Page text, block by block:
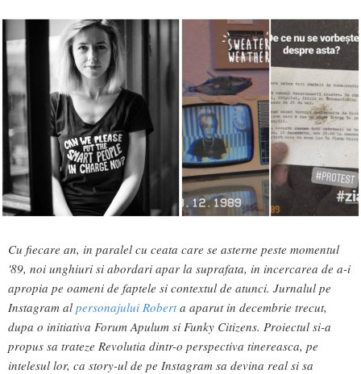
Cu fiecare an, in paralel cu ceata care se asterne peste momentul
'89, noi unghiuri si abordari apar la suprafata, in incercarea de a-i
apropia pe oameni de faptele si contextul de atunci. Jurnalul pe
Instagram al personajului Roberta aparut in decembrie trecut,
dupa o initiativa Forum Apulum si Funky Citizens. Proiectul si-a
propus sa trateze Revolutia dintr-o perspectiva tinereasca, pe
intelesul lor, ca story-ul de pe Instagram sa devina real si sa